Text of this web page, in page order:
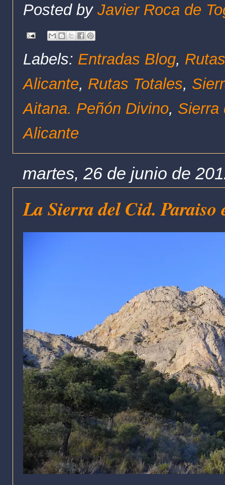
Posted by Javier Roca de
Labels: Entradas Blog,
Alicante, Rutas Totales,
Aitana. Peñón Divino, Sierra
Alicante
martes, 26 de junio de
La Sierra del Cid. Paraiso